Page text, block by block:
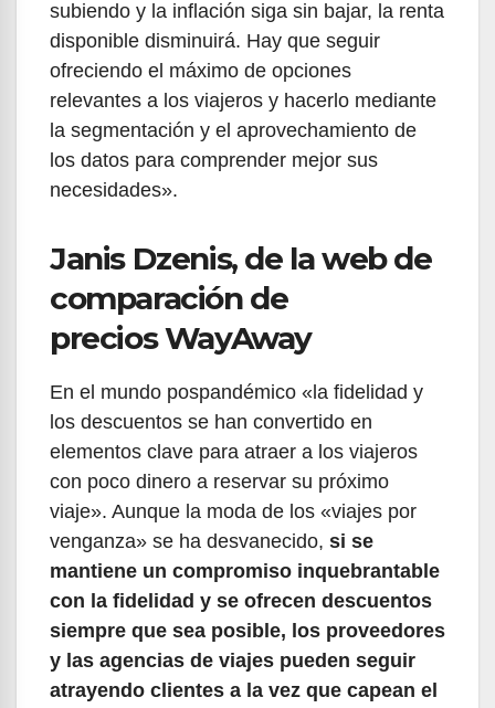
subiendo y la inflación siga sin bajar, la renta
disponible disminuirá. Hay que seguir
ofreciendo el máximo de opciones
relevantes a los viajeros y hacerlo mediante
la segmentación y el aprovechamiento de
los datos para comprender mejor sus
necesidades».
Janis Dzenis, de la web de
comparación de
precios WayAway
En el mundo pospandémico «la fidelidad y
los descuentos se han convertido en
elementos clave para atraer a los viajeros
con poco dinero a reservar su próximo
viaje». Aunque la moda de los «viajes por
venganza» se ha desvanecido, si se
mantiene un compromiso inquebrantable
con la fidelidad y se ofrecen descuentos
siempre que sea posible, los proveedores
y las agencias de viajes pueden seguir
atrayendo clientes a la vez que capean el